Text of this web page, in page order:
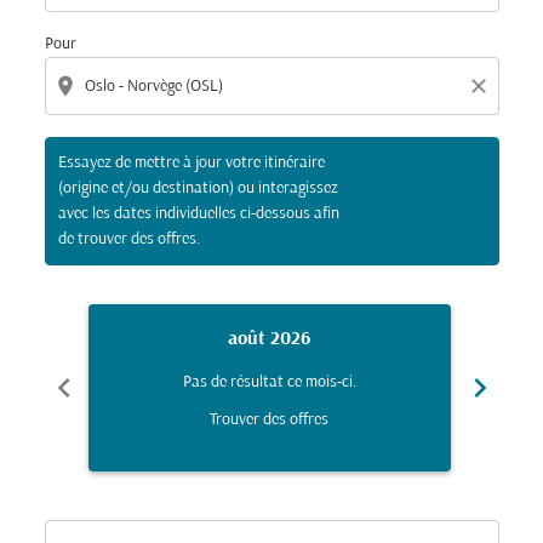
Pour
location_on close
Essayez de mettre à jour votre itinéraire
(origine et/ou destination) ou interagissez
avec les dates individuelles ci-dessous afin
de trouver des offres.
chevron_left
août 2026
Pas de résultat ce mois-ci.
Trouver des offres
chevron_right